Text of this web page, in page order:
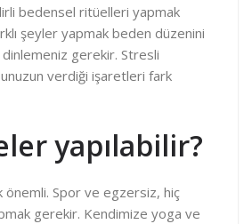
bedensel ritüelleri yapmak
şeyler yapmak beden düzenini
gerekir. Stresli
verdiği işaretleri fark
yapılabilir?
Spor ve egzersiz, hiç
gerekir. Kendimize yoga ve